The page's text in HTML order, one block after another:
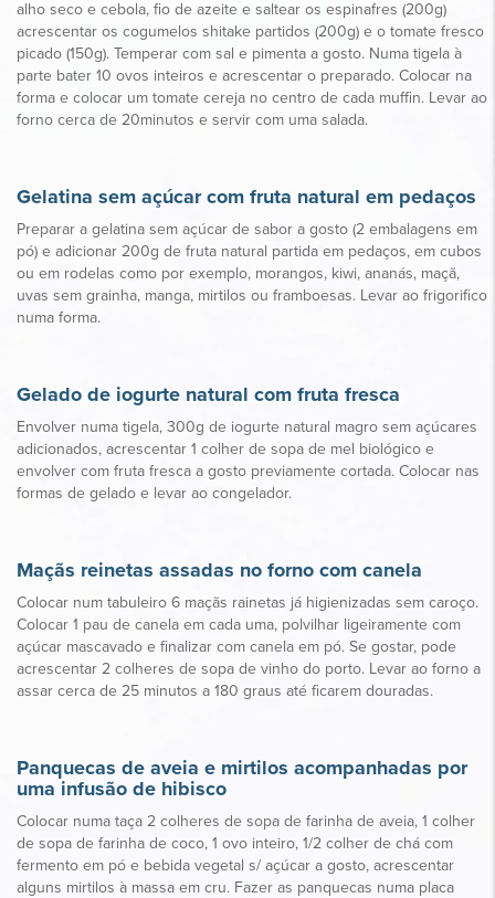
alho seco e cebola, fio de azeite e saltear os espinafres (200g)
acrescentar os cogumelos shitake partidos (200g) e o tomate fresco
picado (150g). Temperar com sal e pimenta a gosto. Numa tigela à
parte bater 10 ovos inteiros e acrescentar o preparado. Colocar na
forma e colocar um tomate cereja no centro de cada muffin. Levar ao
forno cerca de 20minutos e servir com uma salada.
Gelatina sem açúcar com fruta natural em pedaços
Preparar a gelatina sem açúcar de sabor a gosto (2 embalagens em
pó) e adicionar 200g de fruta natural partida em pedaços, em cubos
ou em rodelas como por exemplo, morangos, kiwi, ananás, maçã,
uvas sem grainha, manga, mirtilos ou framboesas. Levar ao frigorifico
numa forma.
Gelado de iogurte natural com fruta fresca
Envolver numa tigela, 300g de iogurte natural magro sem açúcares
adicionados, acrescentar 1 colher de sopa de mel biológico e
envolver com fruta fresca a gosto previamente cortada. Colocar nas
formas de gelado e levar ao congelador.
Maçãs reinetas assadas no forno com canela
Colocar num tabuleiro 6 maçãs rainetas já higienizadas sem caroço.
Colocar 1 pau de canela em cada uma, polvilhar ligeiramente com
açúcar mascavado e finalizar com canela em pó. Se gostar, pode
acrescentar 2 colheres de sopa de vinho do porto. Levar ao forno a
assar cerca de 25 minutos a 180 graus até ficarem douradas.
Panquecas de aveia e mirtilos acompanhadas por
uma infusão de hibisco
Colocar numa taça 2 colheres de sopa de farinha de aveia, 1 colher
de sopa de farinha de coco, 1 ovo inteiro, 1/2 colher de chá com
fermento em pó e bebida vegetal s/ açúcar a gosto, acrescentar
alguns mirtilos à massa em cru. Fazer as panquecas numa placa